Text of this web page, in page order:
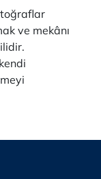
ve mekânı